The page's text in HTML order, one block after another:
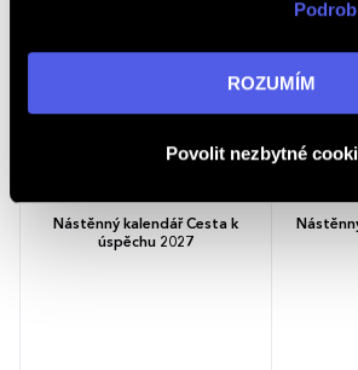
v reklamní síti na ostatních webech.
informací navštivte naši stránku
ROZUMÍM
Povolit nezbytné
Nástěnný kalendář Cesta k
úspěchu 2027